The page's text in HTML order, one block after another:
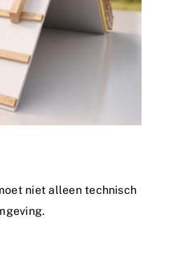
niet alleen technisch